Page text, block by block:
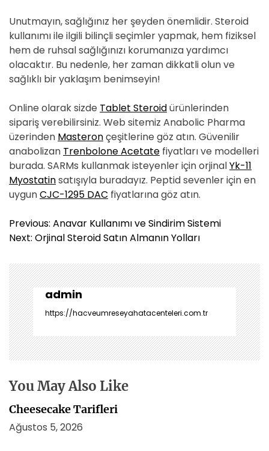
Unutmayın, sağlığınız her şeyden önemlidir. Steroid
kullanımı ile ilgili bilinçli seçimler yapmak, hem fiziksel
hem de ruhsal sağlığınızı korumanıza yardımcı
olacaktır. Bu nedenle, her zaman dikkatli olun ve
sağlıklı bir yaklaşım benimseyin!
Online olarak sizde Tablet Steroidürünlerinden
sipariş verebilirsiniz. Web sitemiz Anabolic Pharma
üzerinden Masteronçeşitlerine göz atın. Güvenilir
anabolizan Trenbolone Acetate fiyatları ve modelleri
burada. SARMs kullanmak isteyenler için orjinalYk-11
Myostatinsatışıyla buradayız. Peptid sevenler için en
uygunCJC-1295 DAC fiyatlarına göz atın.
Y
a
ı
g
e
z
i
n
m
s
i
Previous: Anavar Kullanımı ve Sindirim Sistemi
Next: Orjinal Steroid Satın Almanın Yolları
admin
https://hacveumreseyahatacenteleri.com.tr
You May Also Like
Cheesecake Tarifleri
Ağustos 5, 2026